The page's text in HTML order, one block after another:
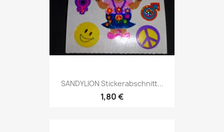
SANDYLION Stickerabschnitt...
1,80 €